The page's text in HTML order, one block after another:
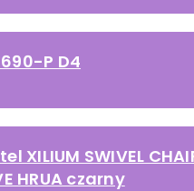
P D4
XILIUM SWIVEL
HRUA czarny